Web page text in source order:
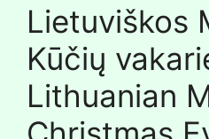
Lietuviškos
Kūčių
Lithuanian